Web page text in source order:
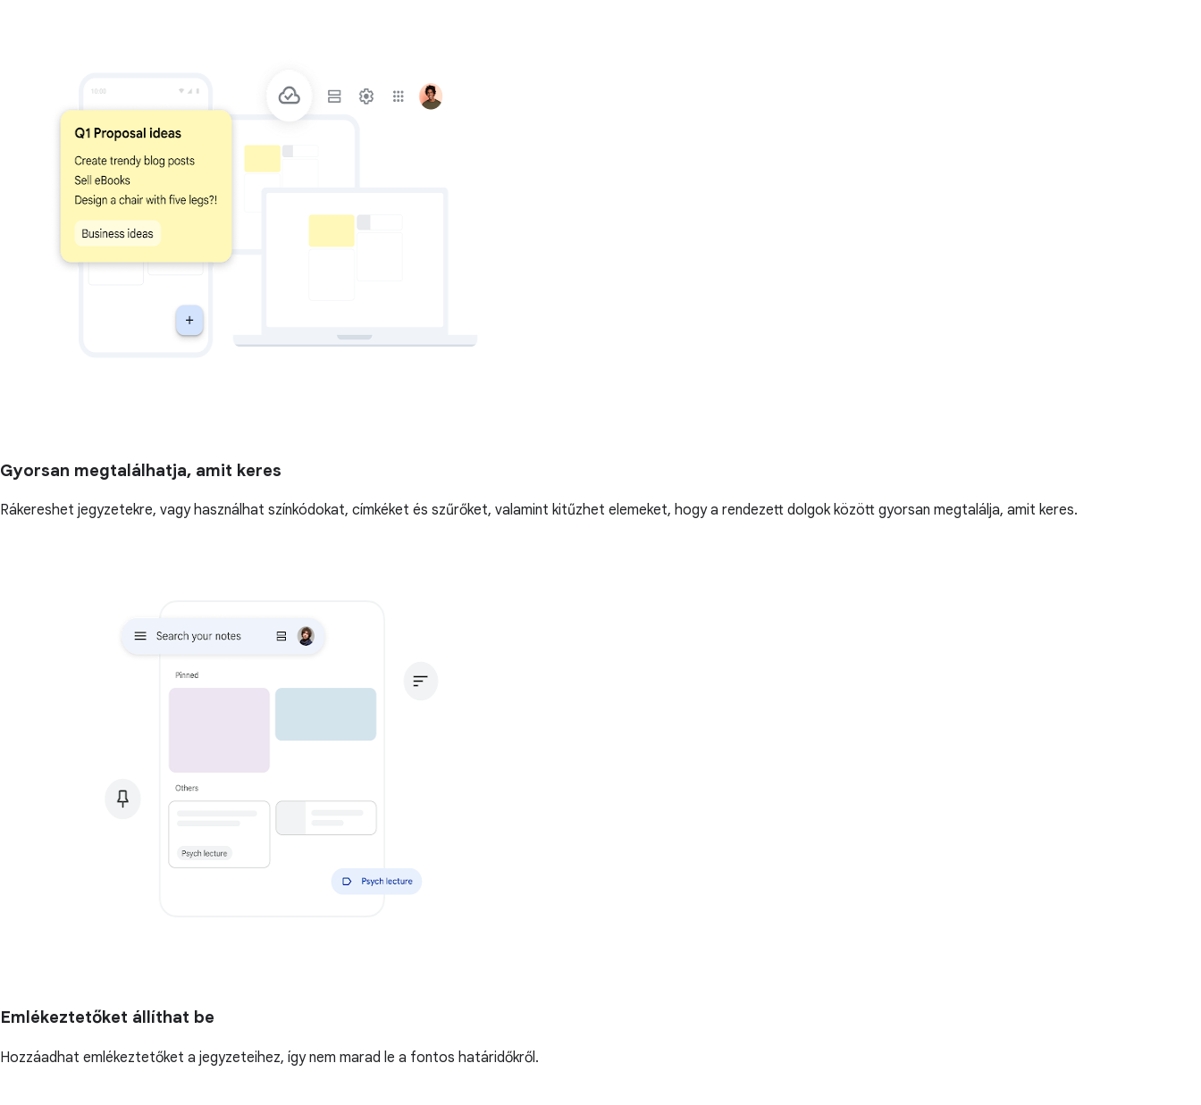
Gyorsan megtalálhatja, amit keres
Rákereshet jegyzetekre, vagy használhat színkódokat, címkéket és szűrőket, valamint kitűzhet elemeket, hogy a rendezett dolgok között gyorsan megtalálja, amit keres.
Emlékeztetőket állíthat be
Hozzáadhat emlékeztetőket a jegyzeteihez, így nem marad le a fontos határidőkről.